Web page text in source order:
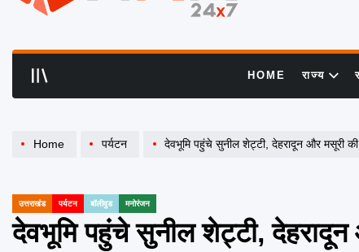
HOME राज्य
Home पर्यटन देवभूमि पहुंचे सुनील शेट्टी, देहरादून और मसूरी
POSTED
IN
उत्तराखंड पर्यटन बॉलीवुड मनोरंजन
देवभूमि पहुंचे सुनील शेट्टी,